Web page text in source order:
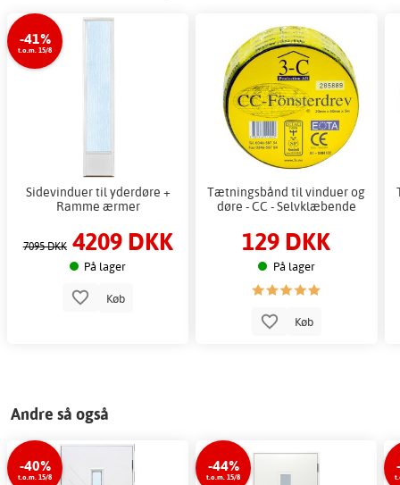
-41%
t.o.m. 15/8
Sidevinduer til yderdøre +
Ramme ærmer
7095 DKK 4209 DKK
På lager
Køb
Tætningsbånd til vinduer og
døre - CC - Selvklæbende
129 DKK
På lager
Køb
Andre så også
-40%
t.o.m. 15/8
-44%
t.o.m. 15/8